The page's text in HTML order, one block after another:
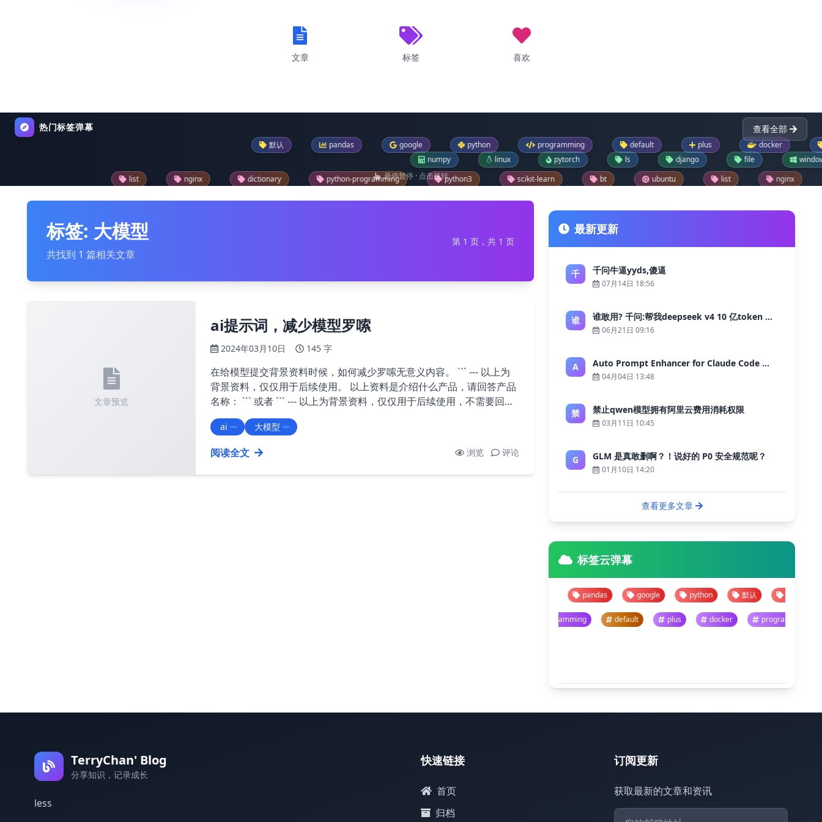
文章 标签 喜欢
热门标签弹幕 查看全部
pandas google python programming default plus docker
默认
numpy
linux pytorch ls django file
windows
nginx dictionary python-programming python3 scikit-learn bt ubuntu list nginx
dictionary
drupal模块 text json windows-11 os sklearn pip
悬停暂停 · 点击跳转
标签: 大模型
共找到 1 篇相关文章
第 1 页，共 1 页
文章预览
ai提示词，减少模型罗嗦
2024年03月10日 145 字
在给模型提交背景资料时候，如何减少罗嗦无意义内容。 ``` --- 以上为
背景资料，仅仅用于后续使用。 以上资料是介绍什么产品，请回答产品
名称： ``` 或者 ``` --- 以上为背景资料，仅仅用于后续使用，不需要回复
ai 大模型
阅读全文 浏览 评论
最新更新
千 千问牛逼yyds,傻逼
07月14日 18:56
谁 谁敢用? 千问:帮我deepseek v4 10 亿token 大约多少花费 ?
06月21日 09:16
A Auto Prompt Enhancer for Claude Code — Building a Highly Reliable AI Programming Workflow
04月04日 13:48
禁 禁止qwen模型拥有阿里云费用消耗权限
03月11日 10:45
G GLM 是真敢删啊？！说好的 P0 安全规范呢？
01月10日 14:20
查看更多文章
标签云弹幕
pandas google python 默认 pandas
programming default plus docker
TerryChan' Blog
分享知识，记录成长
less
快速链接
首页
归档
订阅更新
获取最新的文章和资讯